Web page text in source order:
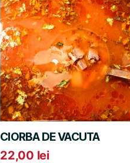
CIORBA DE VACUTA
22,00 lei